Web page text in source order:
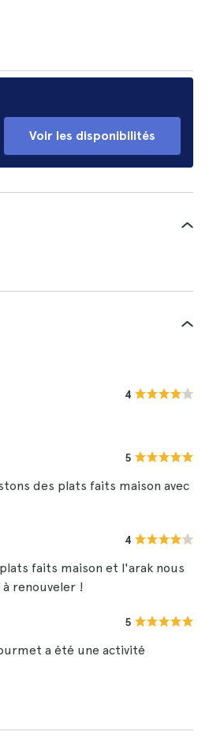
Voir les disponibilités
4
5
des plats faits maison avec
4
faits maison et l'arak nous
renouveler !
5
a été une activité